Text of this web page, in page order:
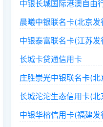
中银长城国际港澳自由
晨曦中银联名卡(北京发
中银泰富联名卡(江苏发
长城卡贷通信用卡
庄胜崇光中银联名卡(北
长城沱沱生态信用卡(北
中银华榕信用卡(福建发